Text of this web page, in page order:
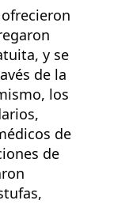
y se
de la
los
de
de